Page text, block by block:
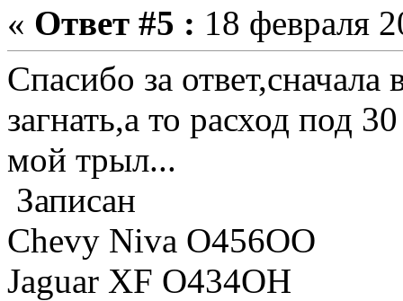
« Ответ #5 : 18 февраля
Спасибо за
загнать,а то расход под
мой трыл...
Записан
Chevy Niva O456OO
Jaguar XF O434OH